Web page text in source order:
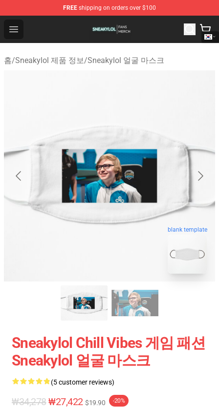
FREE shipping on orders over $100
Open menu
Sneakylol Shop - Official Sneakylol Merchandise Store
홈/Sneakylol 제품 정보/Sneakylol 얼굴 마스크
blank template
Sneakylol Chill Vibes 게임 패션
Sneakylol 얼굴 마스크
(5 customer reviews)
₩34,278₩27,422 $19.90 -20%